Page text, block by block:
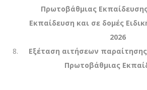
Πρωτοβάθμιας
Εκπαίδευση και σε δομές
2026
Εξέταση αιτήσεων
Πρωτοβάθμιας